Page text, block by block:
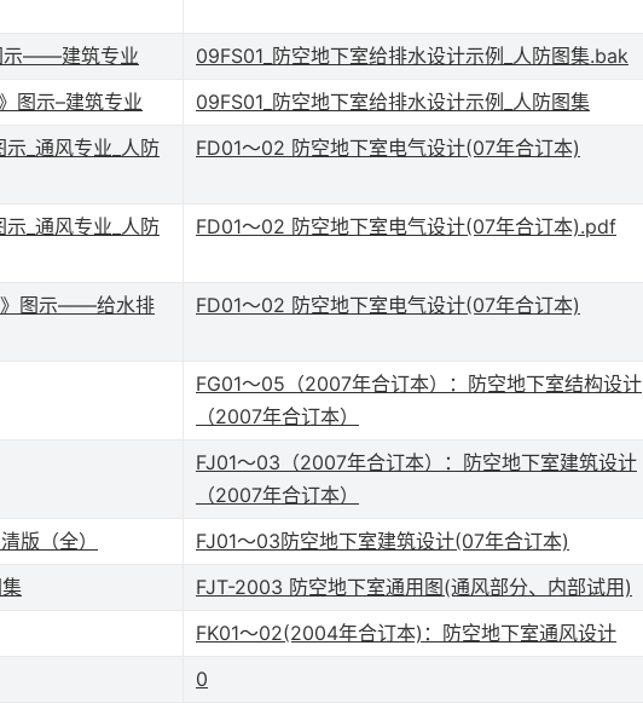
示——建筑专业
09FS01_防空地下室给排水设计示例_人防图集.bak
图示–建筑专业
09FS01_防空地下室给排水设计示例_人防图集
_通风专业_人防
FD01～02 防空地下室电气设计(07年合订本)
_通风专业_人防
FD01～02 防空地下室电气设计(07年合订本).pdf
》图示——给水排
FD01～02 防空地下室电气设计(07年合订本)
FG01～05（2007年合订本）：防空地下室结构设计
（2007年合订本）
FJ01～03（2007年合订本）：防空地下室建筑设计
（2007年合订本）
版（全）
FJ01～03防空地下室建筑设计(07年合订本)
FJT-2003 防空地下室通用图(通风部分、内部试用)
FK01～02(2004年合订本)：防空地下室通风设计
0